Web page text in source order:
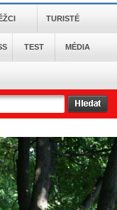
TURISTÉ
TEST MÉDIA